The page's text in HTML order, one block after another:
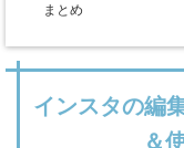
まとめ
インスタの編
＆